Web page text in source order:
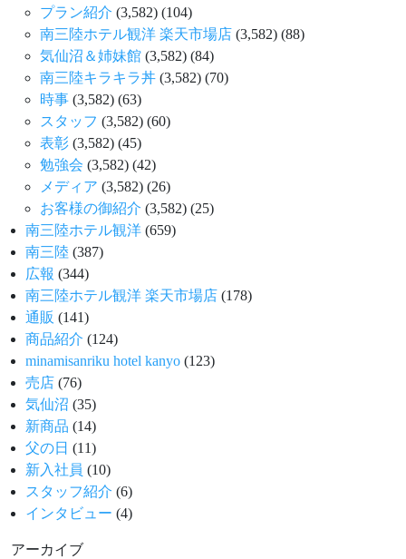
プラン紹介 (3,582) (104)
南三陸ホテル観洋 楽天市場店 (3,582) (88)
気仙沼＆姉妹館 (3,582) (84)
南三陸キラキラ丼 (3,582) (70)
時事 (3,582) (63)
スタッフ (3,582) (60)
表彰 (3,582) (45)
勉強会 (3,582) (42)
メディア (3,582) (26)
お客様の御紹介 (3,582) (25)
南三陸ホテル観洋 (659)
南三陸 (387)
広報 (344)
南三陸ホテル観洋 楽天市場店 (178)
通販 (141)
商品紹介 (124)
minamisanriku hotel kanyo (123)
売店 (76)
気仙沼 (35)
新商品 (14)
父の日 (11)
新入社員 (10)
スタッフ紹介 (6)
インタビュー (4)
アーカイブ